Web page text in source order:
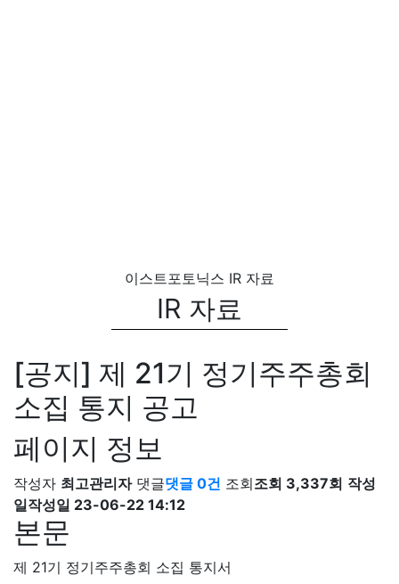
이스트포토닉스 IR 자료
IR 자료
[공지] 제 21기 정기주주총회
소집 통지 공고
페이지 정보
작성자 최고관리자 댓글댓글 0건 조회조회 3,337회 작성
일작성일 23-06-22 14:12
본문
제 21기 정기주주총회 소집 통지서